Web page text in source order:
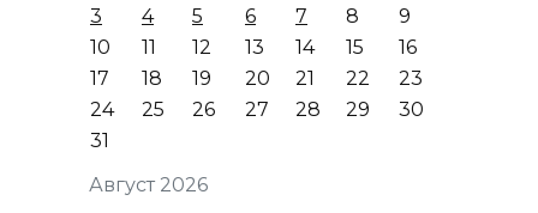
Август 2026
3
4 5 6 7 8
9
10
11 12 13 14 15
16
17
18 19 20 21 22
23
24
25 26 27 28 29
30
31